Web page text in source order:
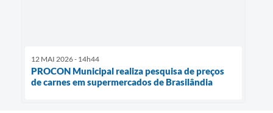
12 MAI 2026 - 14h44
PROCON Municipal realiza pesquisa de preços
de carnes em supermercados de Brasilândia